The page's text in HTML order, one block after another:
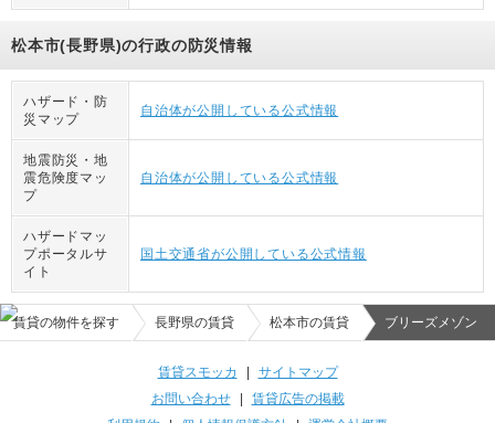
松本市(長野県)の行政の防災情報
ハザード・防
災マップ
自治体が公開している公式情報
地震防災・地
震危険度マッ
プ
自治体が公開している公式情報
ハザードマッ
プポータルサ
イト
国土交通省が公開している公式情報
賃貸の物件を探す 長野県の賃貸 松本市の賃貸 ブリーズメゾン
賃貸スモッカ | サイトマップ
お問い合わせ| 賃貸広告の掲載